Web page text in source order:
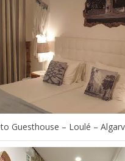
Guesthouse – Loulé –